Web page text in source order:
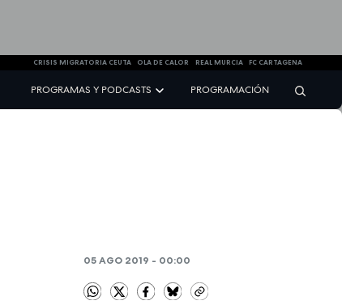
CRISIS MIGRATORIA CEUTA OLA DE CALOR REAL MURCIA FC CARTAGENA
PROGRAMAS Y PODCASTS PROGRAMACIÓN
05 AGO 2019 - 00:00